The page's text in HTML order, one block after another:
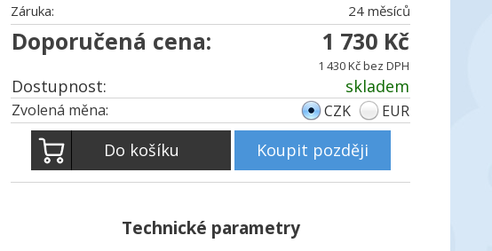
Záruka:
24 měsíců
Doporučená cena: 1 730 Kč
1 430 Kč bez DPH
Dostupnost: skladem
Zvolená měna: CZK EUR
Do košíku Koupit později
Technické parametry